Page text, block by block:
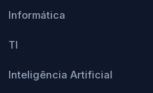
Informática
TI
Inteligência Artificial